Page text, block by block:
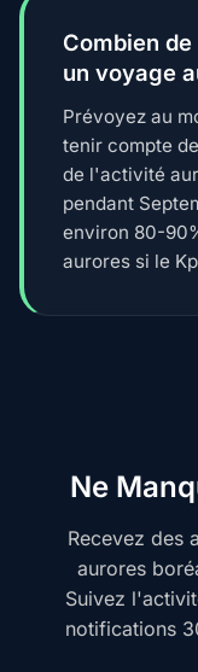
Combien
un voyage
Prévoyez au
tenir compte
de l'activité
pendant
environ 80-
aurores si le
Ne
Recevez des
aurores
Suivez
notifications